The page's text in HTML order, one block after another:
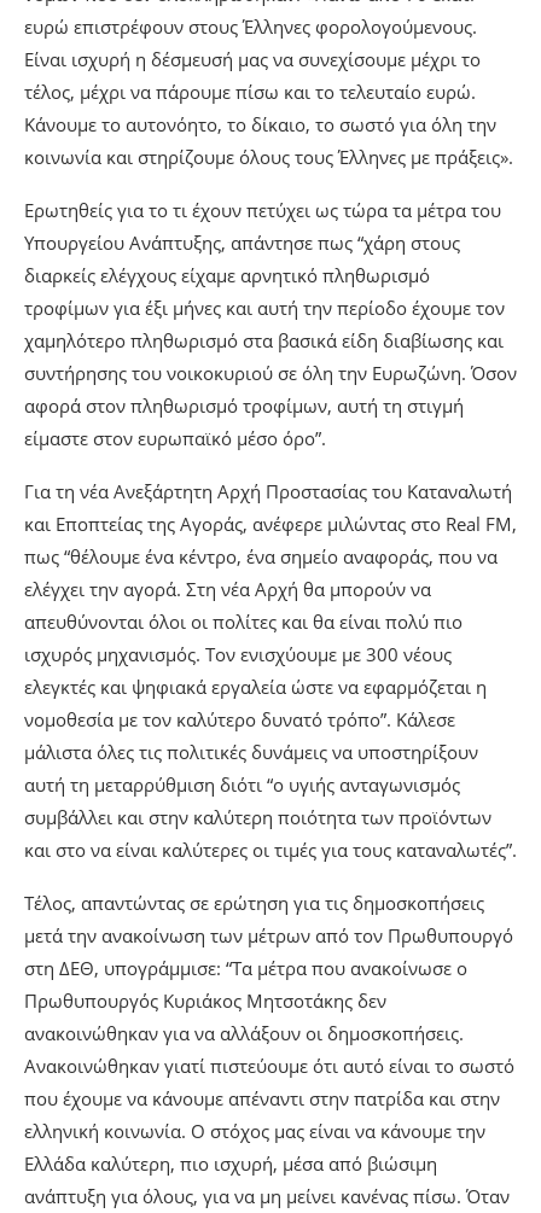
ευρώ επιστρέφουν στους Έλληνες φορολογούμενους.
Είναι ισχυρή η δέσμευσή μας να συνεχίσουμε μέχρι το
τέλος, μέχρι να πάρουμε πίσω και το τελευταίο ευρώ.
Κάνουμε το αυτονόητο, το δίκαιο, το σωστό για όλη την
κοινωνία και στηρίζουμε όλους τους Έλληνες με πράξεις».
Ερωτηθείς για το τι έχουν πετύχει ως τώρα τα μέτρα του
Υπουργείου Ανάπτυξης, απάντησε πως “χάρη στους
διαρκείς ελέγχους είχαμε αρνητικό πληθωρισμό
τροφίμων για έξι μήνες και αυτή την περίοδο έχουμε τον
χαμηλότερο πληθωρισμό στα βασικά είδη διαβίωσης και
συντήρησης του νοικοκυριού σε όλη την Ευρωζώνη. Όσον
αφορά στον πληθωρισμό τροφίμων, αυτή τη στιγμή
είμαστε στον ευρωπαϊκό μέσο όρο”.
Για τη νέα Ανεξάρτητη Αρχή Προστασίας του Καταναλωτή
και Εποπτείας της Αγοράς, ανέφερε μιλώντας στο Real FM,
πως “θέλουμε ένα κέντρο, ένα σημείο αναφοράς, που να
ελέγχει την αγορά. Στη νέα Αρχή θα μπορούν να
απευθύνονται όλοι οι πολίτες και θα είναι πολύ πιο
ισχυρός μηχανισμός. Τον ενισχύουμε με 300 νέους
ελεγκτές και ψηφιακά εργαλεία ώστε να εφαρμόζεται η
νομοθεσία με τον καλύτερο δυνατό τρόπο”. Κάλεσε
μάλιστα όλες τις πολιτικές δυνάμεις να υποστηρίξουν
αυτή τη μεταρρύθμιση διότι “ο υγιής ανταγωνισμός
συμβάλλει και στην καλύτερη ποιότητα των προϊόντων
και στο να είναι καλύτερες οι τιμές για τους καταναλωτές”.
Τέλος, απαντώντας σε ερώτηση για τις δημοσκοπήσεις
μετά την ανακοίνωση των μέτρων από τον Πρωθυπουργό
στη ΔΕΘ, υπογράμμισε: “Τα μέτρα που ανακοίνωσε ο
Πρωθυπουργός Κυριάκος Μητσοτάκης δεν
ανακοινώθηκαν για να αλλάξουν οι δημοσκοπήσεις.
Ανακοινώθηκαν γιατί πιστεύουμε ότι αυτό είναι το σωστό
που έχουμε να κάνουμε απέναντι στην πατρίδα και στην
ελληνική κοινωνία. Ο στόχος μας είναι να κάνουμε την
Ελλάδα καλύτερη, πιο ισχυρή, μέσα από βιώσιμη
ανάπτυξη για όλους, για να μη μείνει κανένας πίσω. Όταν